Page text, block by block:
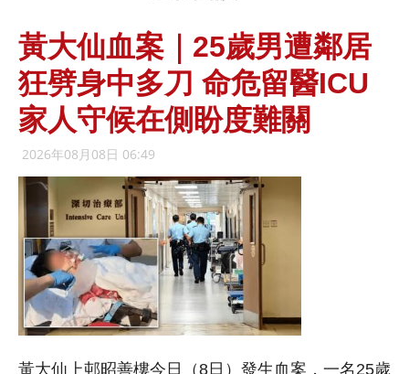
黃大仙血案｜25歲男遭鄰居
狂劈身中多刀 命危留醫ICU
家人守候在側盼度難關
2026年08月08日 06:49
黃大仙上邨昭善樓今日（8日）發生血案，一名25歲